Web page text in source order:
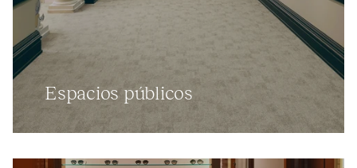
Espacios públicos